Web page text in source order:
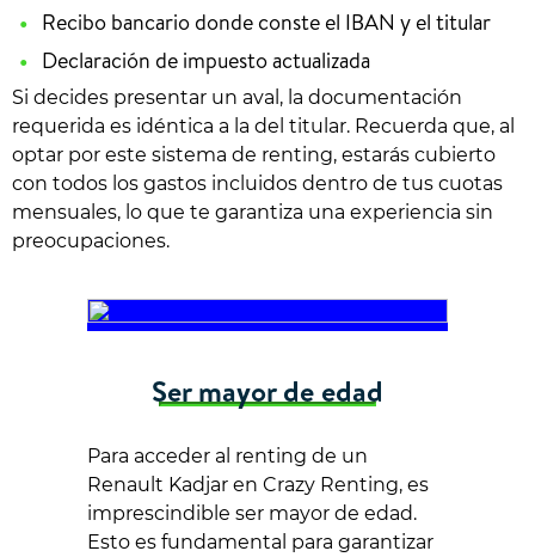
Recibo bancario donde conste el IBAN y el titular
Declaración de impuesto actualizada
Si decides presentar un aval, la documentación
requerida es idéntica a la del titular. Recuerda que, al
optar por este sistema de renting, estarás cubierto
con todos los gastos incluidos dentro de tus cuotas
mensuales, lo que te garantiza una experiencia sin
preocupaciones.
Ser mayor de edad
Para acceder al renting de un
Renault Kadjar en Crazy Renting, es
imprescindible ser mayor de edad.
Esto es fundamental para garantizar